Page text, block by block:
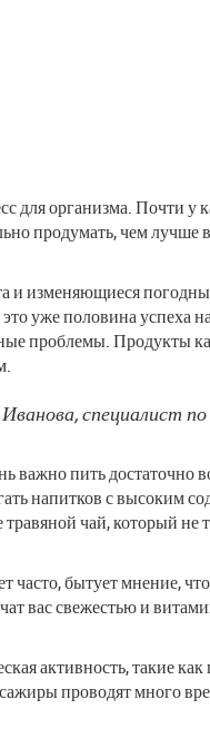
для организма. Почти у
продумать, чем лучше
и изменяющиеся
уже половина успеха
проблемы. Продукты
специалист
важно пить достаточно
напитков с высоким
чай, который не
бытует мнение,
вас свежестью и
активность, такие как
проводят много